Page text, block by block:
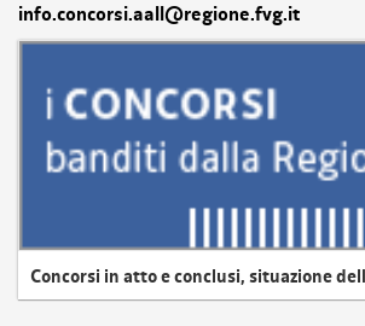
info.concorsi.aall@regione.fvg.it
Concorsi in atto e conclusi, situazione